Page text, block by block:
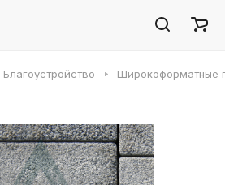
Благоустройство Широкоформатные